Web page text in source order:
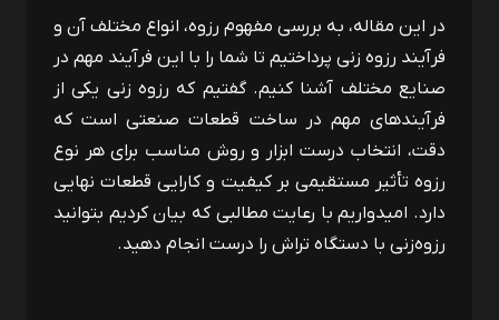
در این مقاله، به بررسی مفهوم رزوه، انواع مختلف آن و
فرآیند رزوه زنی پرداختیم تا شما را با این فرآیند مهم در
صنایع مختلف آشنا کنیم. گفتیم که رزوه زنی یکی از
فرآیندهای مهم در ساخت قطعات صنعتی است که
دقت، انتخاب درست ابزار و روش مناسب برای هر نوع
رزوه تأثیر مستقیمی بر کیفیت و کارایی قطعات نهایی
دارد. امیدواریم با رعایت مطالبی که بیان کردیم بتوانید
رزوه‌زنی با دستگاه تراش را درست انجام دهید.